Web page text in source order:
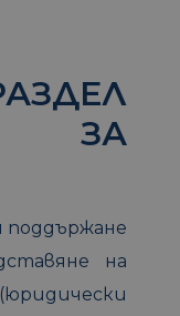
ЗА
поддържане
на